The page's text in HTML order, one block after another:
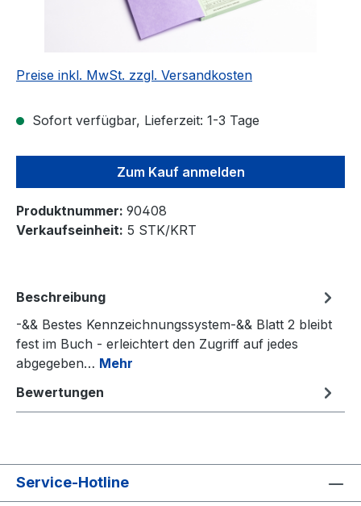
Preise inkl. MwSt. zzgl. Versandkosten
Sofort verfügbar, Lieferzeit: 1-3 Tage
Zum Kauf anmelden
Produktnummer: 90408
Verkaufseinheit: 5 STK/KRT
Beschreibung
-&& Bestes Kennzeichnungssystem-&& Blatt 2 bleibt
fest im Buch - erleichtert den Zugriff auf jedes
abgegeben… Mehr
Bewertungen
Service-Hotline